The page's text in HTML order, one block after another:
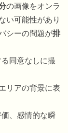
の画像をオンラ
い可能性があり
シーの問題が排
同意なしに撮
リアの背景に表
、感情的な瞬